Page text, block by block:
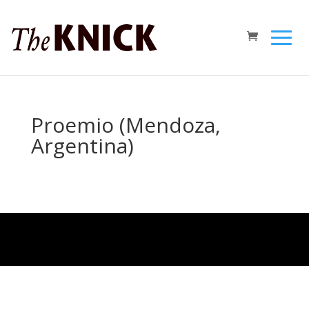
Proemio (Mendoza,
Argentina)